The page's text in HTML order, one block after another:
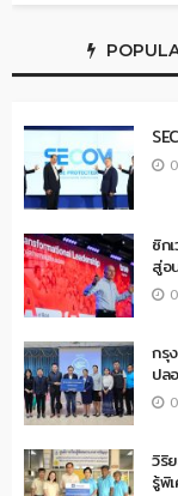
ซิก
สู่อ
กรุ
ปล
วิริ
รู้พิ